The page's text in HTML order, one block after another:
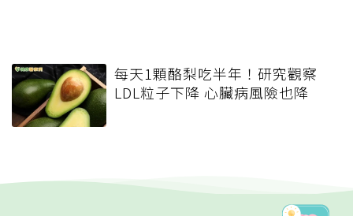
每天1顆酪梨吃半年！研究觀察
LDL粒子下降 心臟病風險也降